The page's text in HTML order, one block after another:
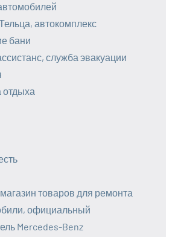
автокомплекс
бани
служба эвакуации
отдыха
товаров для ремонта
официальный
Mercedes-Benz